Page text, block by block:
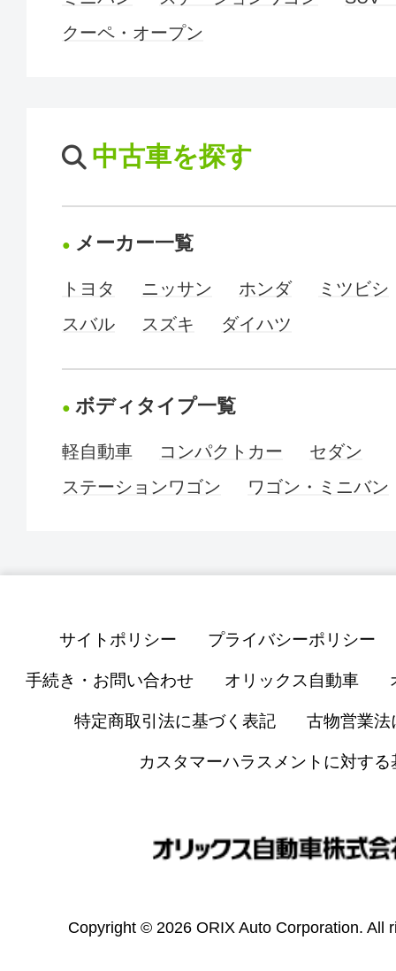
クーペ・オープン
中古車を探す
メーカー一覧
トヨタ ニッサン ホンダ
ミツビシ
スバル
スズキ ダイハツ
ボディタイプ一覧
軽自動車 コンパクトカー
セダン
ステーションワゴン
ワゴン・ミニバン
サイトポリシー プライバシーポリシー
手続き・お問い合わせ オリックス自動車
特定商取引法に基づく表記 古物営業法
カスタマーハラスメントに対する
Copyright © 2026 ORIX Auto Corporation. All